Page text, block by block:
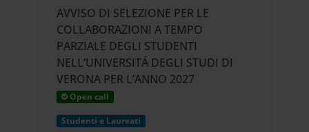
AVVISO DI SELEZIONE PER LE
COLLABORAZIONI A TEMPO
PARZIALE DEGLI STUDENTI
NELL’UNIVERSITÁ DEGLI STUDI DI
VERONA PER L’ANNO 2027
Open call
Studenti e Laureati